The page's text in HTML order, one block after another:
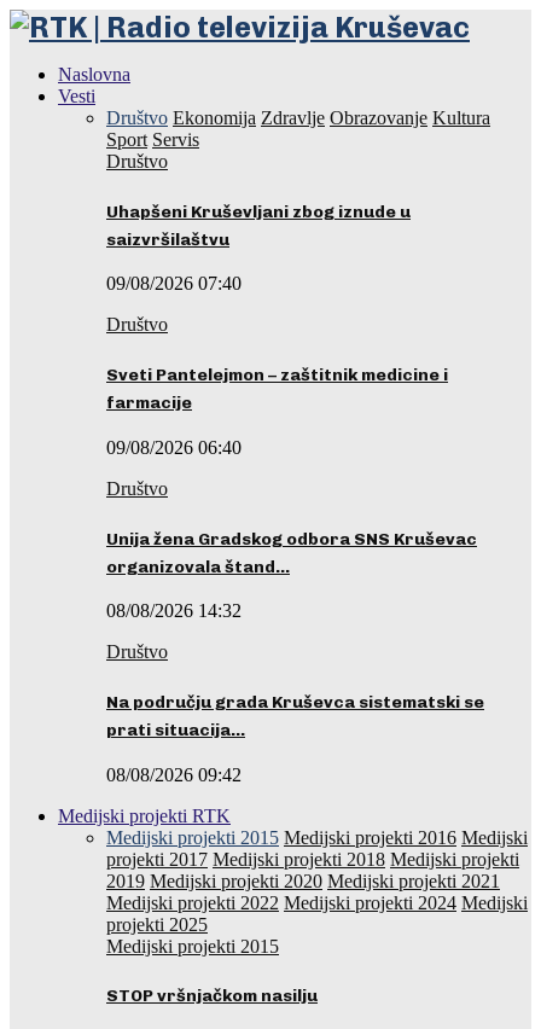
Naslovna
Vesti
Društvo Ekonomija Zdravlje Obrazovanje Kultura
Sport Servis
Društvo
Uhapšeni Kruševljani zbog iznude u
saizvršilaštvu
09/08/2026 07:40
Društvo
Sveti Pantelejmon – zaštitnik medicine i
farmacije
09/08/2026 06:40
Društvo
Unija žena Gradskog odbora SNS Kruševac
organizovala štand…
08/08/2026 14:32
Društvo
Na području grada Kruševca sistematski se
prati situacija…
08/08/2026 09:42
Medijski projekti RTK
Medijski projekti 2015 Medijski projekti 2016 Medijski
projekti 2017 Medijski projekti 2018 Medijski projekti
2019 Medijski projekti 2020 Medijski projekti 2021
Medijski projekti 2022 Medijski projekti 2024 Medijski
projekti 2025
Medijski projekti 2015
STOP vršnjačkom nasilju